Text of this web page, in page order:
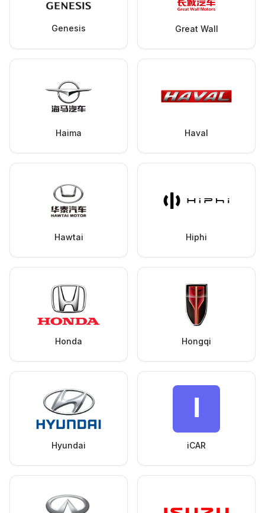
Genesis Great Wall
Haima Haval
Hawtai Hiphi
Honda Hongqi
Hyundai iCAR